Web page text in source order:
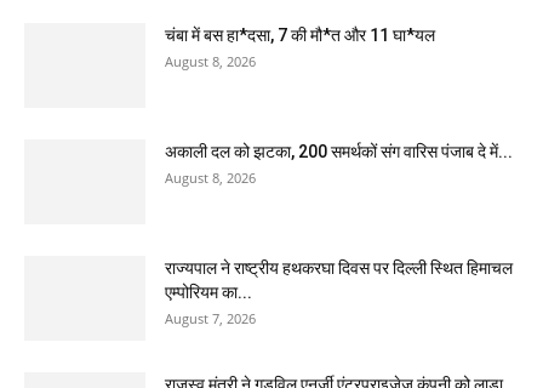
चंबा में बस हा*दसा, 7 की मौ*त और 11 घा*यल
August 8, 2026
अकाली दल को झटका, 200 समर्थकों संग वारिस पंजाब दे में...
August 8, 2026
राज्यपाल ने राष्ट्रीय हथकरघा दिवस पर दिल्ली स्थित हिमाचल
एम्पोरियम का...
August 7, 2026